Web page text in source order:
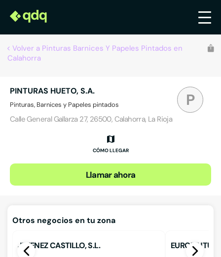
Volver a Pinturas Barnices Y Papeles Pintados en
Calahorra
P
PINTURAS HUETO, S.A.
Pinturas, Barnices y Papeles pintados
Calle General Gallarza 27, 26500, Calahorra, La Rioja
CÓMO LLEGAR
Llamar ahora
Otros negocios en tu zona
JIMENEZ CASTILLO, S.L.